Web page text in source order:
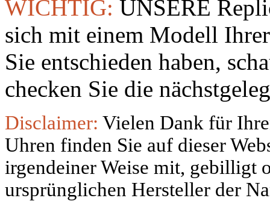
WICHTIG: UNSERE
sich mit einem Modell
Sie entschieden haben,
checken Sie die
Disclaimer: Vielen Dank für
Uhren finden Sie auf dieser
irgendeiner Weise mit, gebilligt
ursprünglichen Hersteller der